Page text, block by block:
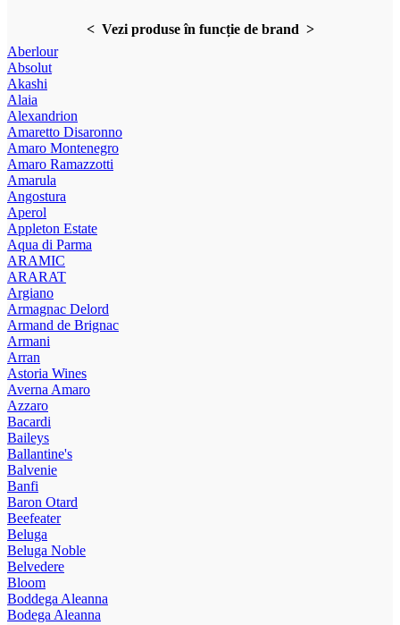
< Vezi produse în funcție de brand >
Aberlour
Absolut
Akashi
Alaia
Alexandrion
Amaretto Disaronno
Amaro Montenegro
Amaro Ramazzotti
Amarula
Angostura
Aperol
Appleton Estate
Aqua di Parma
ARAMIC
ARARAT
Argiano
Armagnac Delord
Armand de Brignac
Armani
Arran
Astoria Wines
Averna Amaro
Azzaro
Bacardi
Baileys
Ballantine's
Balvenie
Banfi
Baron Otard
Beefeater
Beluga
Beluga Noble
Belvedere
Bloom
Boddega Aleanna
Bodega Aleanna